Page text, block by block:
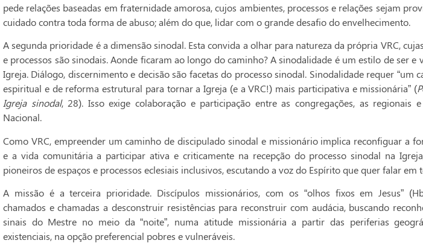
pede relações baseadas em fraternidade amorosa, cujos ambientes, processos e relações sejam
cuidado contra toda forma de abuso; além do que, lidar com o grande desafio do envelhecimento.
A segunda prioridade é a dimensão sinodal. Esta convida a olhar para natureza da própria VRC,
e processos são sinodais. Aonde ficaram ao longo do caminho? A sinodalidade é um estilo de ser e
Igreja. Diálogo, discernimento e decisão são facetas do processo sinodal. Sinodalidade requer “um
espiritual e de reforma estrutural para tornar a Igreja (e a VRC!) mais participativa e missionária” (
Igreja sinodal, 28). Isso exige colaboração e participação entre as congregações, as regionais
Nacional.
Como VRC, empreender um caminho de discipulado sinodal e missionário implica reconfiguar a
e a vida comunitária a participar ativa e criticamente na recepção do processo sinodal na
pioneiros de espaços e processos eclesiais inclusivos, escutando a voz do Espírito que quer falar em
A missão é a terceira prioridade. Discípulos missionários, com os “olhos fixos em Jesus”
chamados e chamadas a desconstruir resistências para reconstruir com audácia, buscando
sinais do Mestre no meio da “noite”, numa atitude missionária a partir das periferias
existenciais, na opção preferencial pobres e vulneráveis.